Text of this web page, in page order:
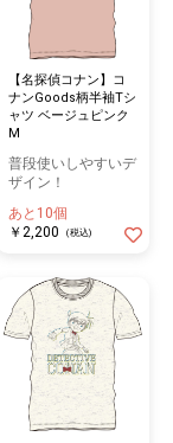
【名探偵コナン】コ
ナンGoods柄半袖Tシ
ャツ ベージュピンク
M
普段使いしやすいデ
ザイン！
あと10個
￥2,200
(税込)